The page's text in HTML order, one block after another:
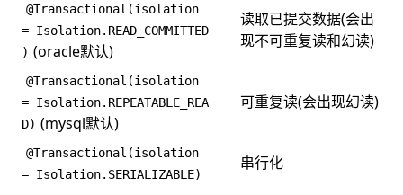
@Transactional(isolation
= Isolation.READ_COMMITTED
) (oracle默认)
读取已提交数据(会出
现不可重复读和幻读)
@Transactional(isolation
= Isolation.REPEATABLE_REA
D) (mysql默认)
可重复读(会出现幻读)
@Transactional(isolation
= Isolation.SERIALIZABLE)
串行化